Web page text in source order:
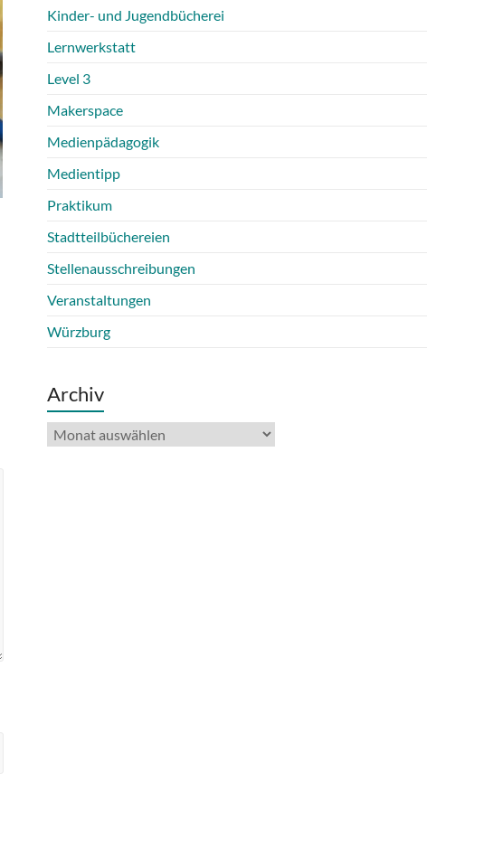
Kinder- und Jugendbücherei
Lernwerkstatt
Level 3
Makerspace
Medienpädagogik
Medientipp
Praktikum
Stadtteilbüchereien
Stellenausschreibungen
Veranstaltungen
Würzburg
Archiv
Archiv